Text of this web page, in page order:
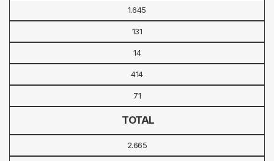
1.645
131
14
414
71
TOTAL
2.665